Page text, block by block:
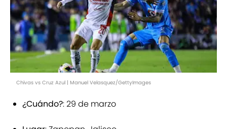
Chivas vs Cruz Azul | Manuel Velasquez/GettyImages
¿Cuándo?: 29 de marzo